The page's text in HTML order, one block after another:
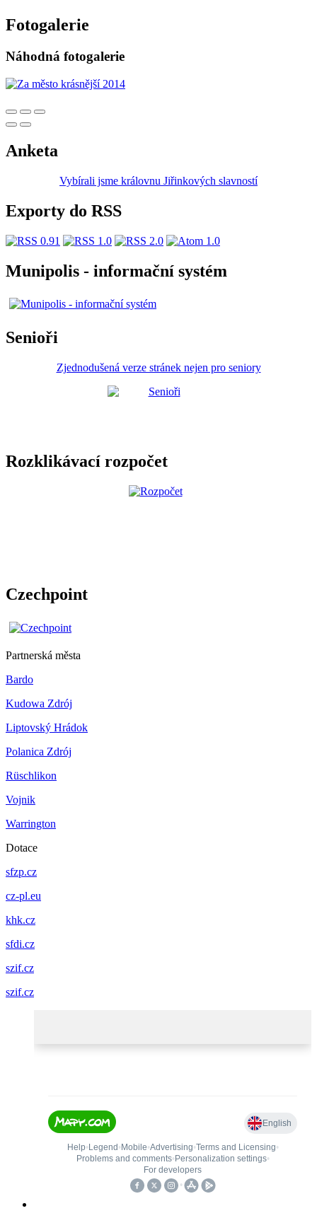
Fotogalerie
Náhodná fotogalerie
Anketa
Vybírali jsme královnu Jiřinkových slavností
Exporty do RSS
Munipolis - informační systém
Senioři
Zjednodušená verze stránek nejen pro seniory
Rozklikávací rozpočet
Czechpoint
Partnerská města
Bardo
Kudowa Zdrój
Liptovský Hrádok
Polanica Zdrój
Rüschlikon
Vojnik
Warrington
Dotace
sfzp.cz
cz-pl.eu
khk.cz
sfdi.cz
szif.cz
szif.cz